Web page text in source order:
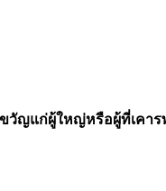
วัญแก่ผู้ใหญ่หรือผู้ที่เคาร